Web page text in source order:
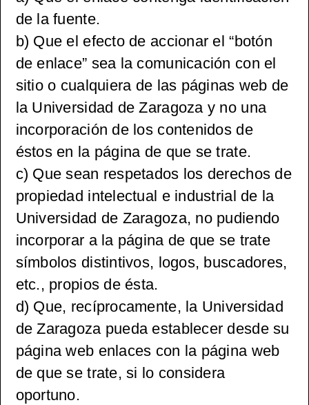
de la fuente.
b) Que el efecto de accionar el “botón
de enlace” sea la comunicación con el
sitio o cualquiera de las páginas web de
la Universidad de Zaragoza y no una
incorporación de los contenidos de
éstos en la página de que se trate.
c) Que sean respetados los derechos de
propiedad intelectual e industrial de la
Universidad de Zaragoza, no pudiendo
incorporar a la página de que se trate
símbolos distintivos, logos, buscadores,
etc., propios de ésta.
d) Que, recíprocamente, la Universidad
de Zaragoza pueda establecer desde su
página web enlaces con la página web
de que se trate, si lo considera
oportuno.